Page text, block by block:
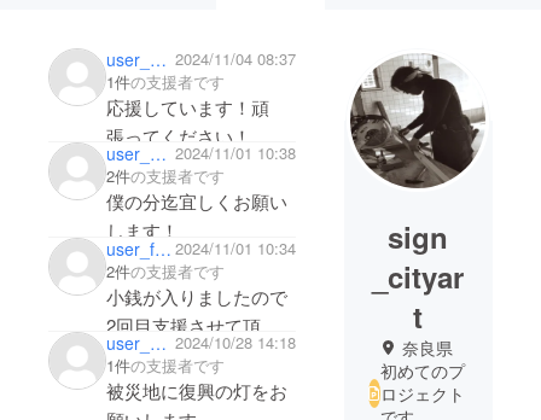
user_9a93c3c9cfb4 2024/11/04 08:37
1件の支援者です
応援しています！頑
張ってください！
user_65193120ad44 2024/11/01 10:38
2件の支援者です
僕の分迄宜しくお願い
します！
user_f80d67a593e4 2024/11/01 10:34
2件の支援者です
小銭が入りましたので
2回目支援させて頂き
ます
少なくて申し訳ありま
せんが
user_72e9dba42834 2024/10/28 14:18
1件の支援者です
被災地に復興の灯をお
sign
_cityar
t
奈良県
初めてのプ
ロジェクト